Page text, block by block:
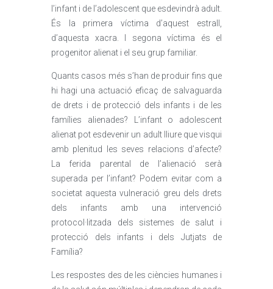
l’infant i de l’adolescent que esdevindrà adult.
És la primera víctima d’aquest estrall,
d’aquesta xacra. I segona víctima és el
progenitor alienat i el seu grup familiar.
Quants casos més s’han de produir fins que
hi hagi una actuació eficaç de salvaguarda
de drets i de protecció dels infants i de les
famílies alienades? L’infant o adolescent
alienat pot esdevenir un adult lliure que visqui
amb plenitud les seves relacions d’afecte?
La ferida parental de l’alienació serà
superada per l’infant? Podem evitar com a
societat aquesta vulneració greu dels drets
dels infants amb una intervenció
protocol·litzada dels sistemes de salut i
protecció dels infants i dels Jutjats de
Família?
Les respostes des de les ciències humanes i